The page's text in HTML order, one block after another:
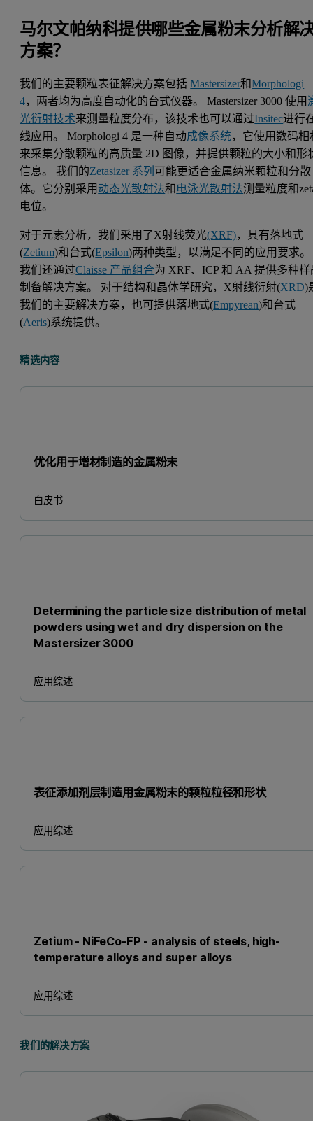
马尔文帕纳科提供哪些金属粉末分析解
方案？
我们的主要颗粒表征解决方案包括Mastersizer和Morphologi
4，两者均为高度自动化的台式仪器。 Mastersizer 3000 使用
光衍射技术来测量粒度分布，该技术也可以通过Insitec进行
线应用。 Morphologi 4 是一种自动成像系统，它使用数码相
来采集分散颗粒的高质量 2D 图像，并提供颗粒的大小和形
信息。 我们的Zetasizer 系列 可能更适合金属纳米颗粒和分散
体。它分别采用 动态光散射法和 电泳光散射法测量粒度和
电位。
对于元素分析，我们采用了X射线荧光(XRF)，具有落地式
(Zetium)和台式(Epsilon)两种类型，以满足不同的应用要求。
我们还通过Claisse 产品组合为 XRF、ICP 和 AA 提供多种样
制备解决方案。 对于结构和晶体学研究，X射线衍射(XRD)
我们的主要解决方案，也可提供落地式(Empyrean)和台式
(Aeris)系统提供。
精选内容
优化用于增材制造的金属粉末
白皮书
Determining the particle size distribution of metal
powders using wet and dry dispersion on the
Mastersizer 3000
应用综述
表征添加剂层制造用金属粉末的颗粒粒径和形状
应用综述
Zetium - NiFeCo-FP - analysis of steels, high-
temperature alloys and super alloys
应用综述
我们的解决方案